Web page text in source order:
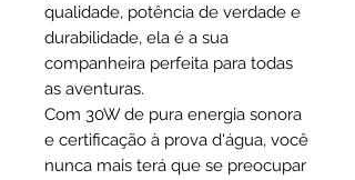
qualidade, potência de verdade e
durabilidade, ela é a sua
companheira perfeita para todas
as aventuras.
Com 30W de pura energia sonora
e certificação à prova d'água, você
nunca mais terá que se preocupar